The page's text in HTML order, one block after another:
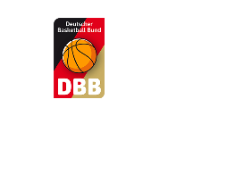
Suchvorschläge